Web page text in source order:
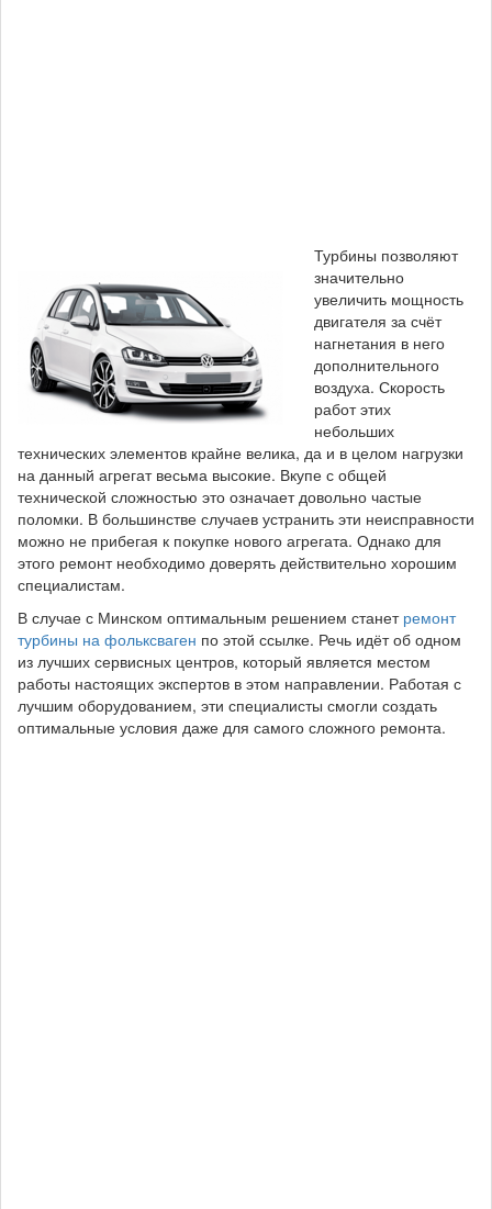
Турбины позволяют
значительно
увеличить мощность
двигателя за счёт
нагнетания в него
дополнительного
воздуха. Скорость
работ этих
небольших
технических элементов крайне велика, да и в целом нагрузки
на данный агрегат весьма высокие. Вкупе с общей
технической сложностью это означает довольно частые
поломки. В большинстве случаев устранить эти неисправности
можно не прибегая к покупке нового агрегата. Однако для
этого ремонт необходимо доверять действительно хорошим
специалистам.
В случае с Минском оптимальным решением станет ремонт
турбины на фольксваген по этой ссылке. Речь идёт об одном
из лучших сервисных центров, который является местом
работы настоящих экспертов в этом направлении. Работая с
лучшим оборудованием, эти специалисты смогли создать
оптимальные условия даже для самого сложного ремонта.